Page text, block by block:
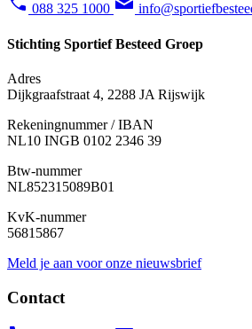
088 325 1000
Stichting Sportief Besteed Groep
Adres
Dijkgraafstraat 4, 2288 JA Rijswijk
Rekeningnummer / IBAN
NL10 INGB 0102 2346 39
Btw-nummer
NL852315089B01
KvK-nummer
56815867
Meld je aan voor onze nieuwsbrief
Contact